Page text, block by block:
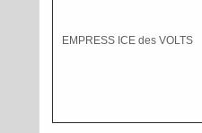
EMPRESS ICE des VOLTS